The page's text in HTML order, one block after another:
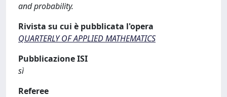
and probability.
Rivista su cui è pubblicata l'opera
QUARTERLY OF APPLIED MATHEMATICS
Pubblicazione ISI
sì
Referee